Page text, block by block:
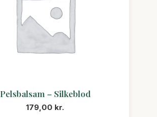
Pelsbalsam – Silkeblod
179,00 kr.